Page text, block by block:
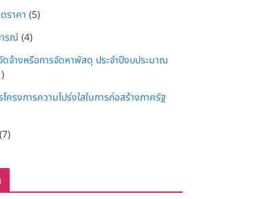
ราคา (5)
ารณ์(4)
ดจ้างหรือการจัดหาพัสดุ ประจำปีงบประมาณ
ครงการความโปร่งใสในการก่อสร้างภาครัฐ
(7)